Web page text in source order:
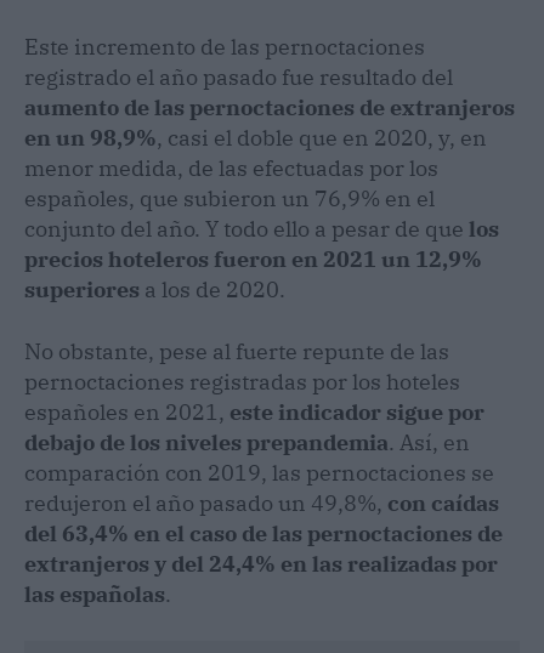
Este incremento de las pernoctaciones
registrado el año pasado fue resultado del
aumento de las pernoctaciones de extranjeros
en un 98,9%, casi el doble que en 2020, y, en
menor medida, de las efectuadas por los
españoles, que subieron un 76,9% en el
conjunto del año. Y todo ello a pesar de que los
precios hoteleros fueron en 2021 un 12,9%
superiores a los de 2020.
No obstante, pese al fuerte repunte de las
pernoctaciones registradas por los hoteles
españoles en 2021, este indicador sigue por
debajo de los niveles prepandemia. Así, en
comparación con 2019, las pernoctaciones se
redujeron el año pasado un 49,8%, con caídas
del 63,4% en el caso de las pernoctaciones de
extranjeros y del 24,4% en las realizadas por
las españolas.